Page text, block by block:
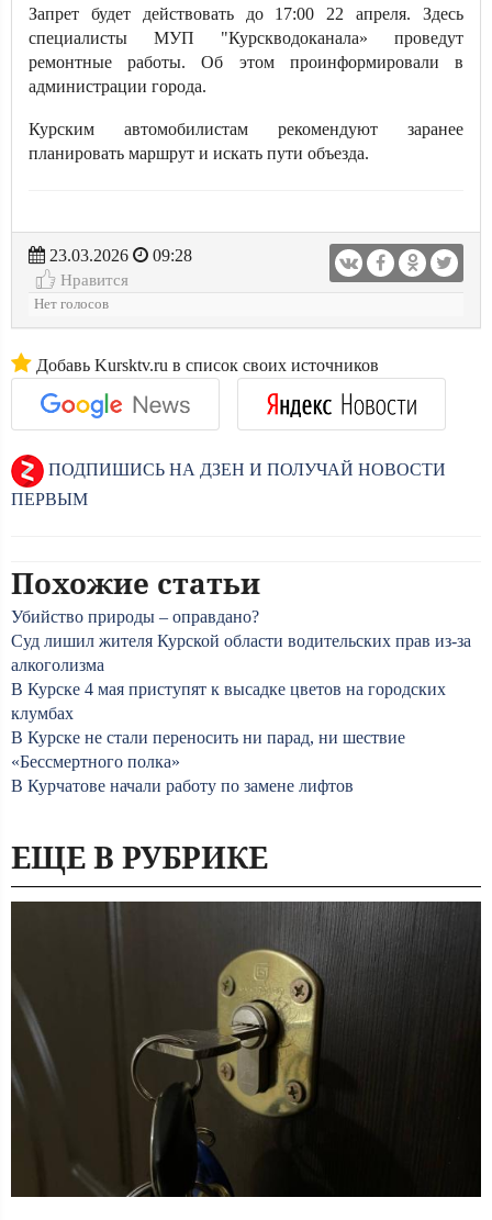
Запрет будет действовать до 17:00 22 апреля. Здесь
специалисты МУП "Курскводоканала» проведут
ремонтные работы. Об этом проинформировали в
администрации города.
Курским автомобилистам рекомендуют заранее
планировать маршрут и искать пути объезда.
23.03.2026
09:28
Нравится
Нет голосов
Добавь Kursktv.ru в список своих источников
ПОДПИШИСЬ НА ДЗЕН И ПОЛУЧАЙ НОВОСТИ
ПЕРВЫМ
Похожие статьи
Убийство природы – оправдано?
Суд лишил жителя Курской области водительских прав из-за
алкоголизма
В Курске 4 мая приступят к высадке цветов на городских
клумбах
В Курске не стали переносить ни парад, ни шествие
«Бессмертного полка»
В Курчатове начали работу по замене лифтов
ЕЩЕ В РУБРИКЕ